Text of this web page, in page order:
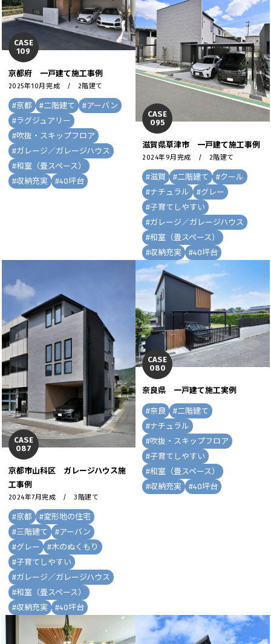
CASE
109
京都府 一戸建て施工事例
2025年10月完成 / 2階建て
#京都 #二階建て #アーバン
#ラグジュアリー
#吹抜・スキップフロア
#ガレージ／ガレージハウス
#和室（畳スペース）
#収納充実 #40坪台
CASE
095
滋賀県草津市 一戸建て施工事例
2024年9月完成 / 2階建て
#滋賀 #二階建て #クール
#ナチュラル #グレー
#子育てしやすい
#ガレージ／ガレージハウス
#和室（畳スペース）
#収納充実 #40坪台
CASE
087
京都市山科区 ガレージハウス施
工事例
2024年7月完成 / 3階建て
#京都 #変形地の住宅
#三階建て #アーバン
#グレー #木のぬくもり
#子育てしやすい
#ガレージ／ガレージハウス
#和室（畳スペース）
#収納充実 #40坪台
CASE
080
奈良県 一戸建て施工実例
#奈良 #二階建て
#ナチュラル
#吹抜・スキップフロア
#子育てしやすい
#和室（畳スペース）
#収納充実 #40坪台